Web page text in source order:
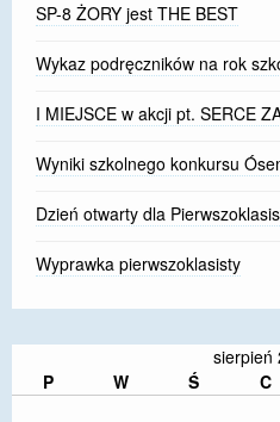
SP-8 ŻORY jest THE BEST
Wykaz podręczników na rok
I MIEJSCE w akcji pt. SERCE
Wyniki szkolnego konkursu
Dzień otwarty dla
Wyprawka pierwszoklasisty
sierpień
P
W Ś C